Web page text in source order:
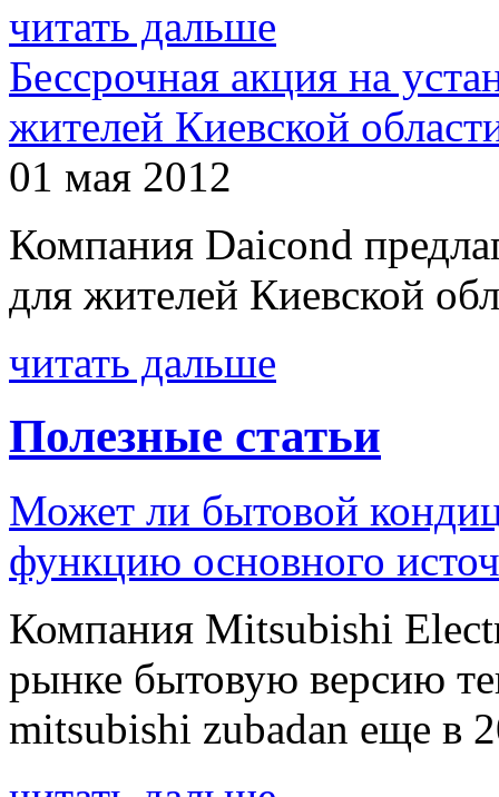
читать дальше
Бессрочная акция на
жителей Киевской
01 мая 2012
Компания Daicond
для жителей Киевской
читать дальше
Полезные статьи
Может ли бытовой
функцию основного
Компания Mitsubishi
рынке бытовую версию
mitsubishi zubadan еще в